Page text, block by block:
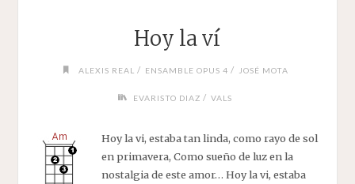
Hoy la ví
ALEXIS REAL / ENSAMBLE OPUS 4 / JOSÉ MOTA
EVARISTO DIAZ / VALS
Hoy la vi, estaba tan linda, como rayo de sol
en primavera, Como sueño de luz en la
nostalgia de este amor… Hoy la vi, estaba